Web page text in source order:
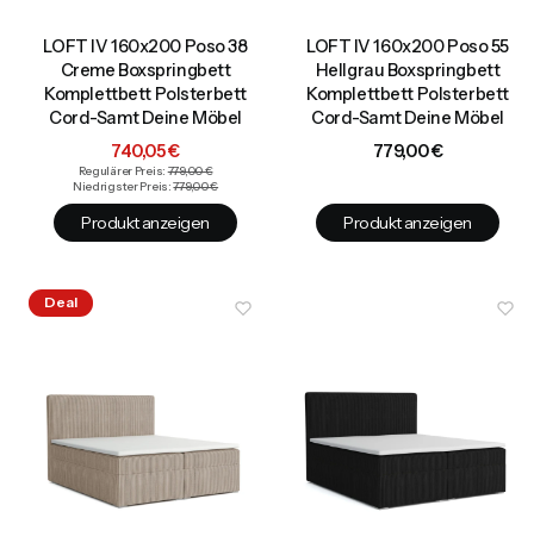
LOFT IV 160x200 Poso 38
Creme Boxspringbett
Komplettbett Polsterbett
Cord-Samt Deine Möbel
Aktionspreis
740,05 €
Regulärer Preis: 779,00 €
Niedrigster Preis: 779,00 €
Produkt anzeigen
LOFT IV 160x200 Poso 55
Hellgrau Boxspringbett
Komplettbett Polsterbett
Cord-Samt Deine Möbel
Preis
779,00 €
Produkt anzeigen
Deal